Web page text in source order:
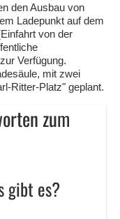
den Ausbau von
Ladepunkt auf dem
von der
Verfügung.
mit zwei
Ritter-Platz" geplant.
zum
gibt es?